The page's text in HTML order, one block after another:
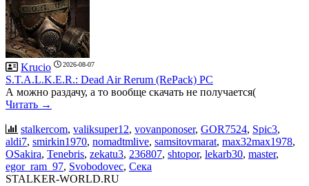
Krucio 2026-08-07
S.T.A.L.K.E.R.: Dead Air Rerum (RePack) PC
А можно раздачу, а то вообще скачать не получается(
Читать →
stalkercom, valiksuper12, vovanponoser, GOR7524, Spic3,
aldi7, smirkin1970, nomadtmlive, samsitovmarat, max32max1978,
OSakira, Tenebris, zekatu3, 236807, shtopor, lekarb30, master,
egor_ram_97, Svobodovec, Сека
STALKER-WORLD.RU